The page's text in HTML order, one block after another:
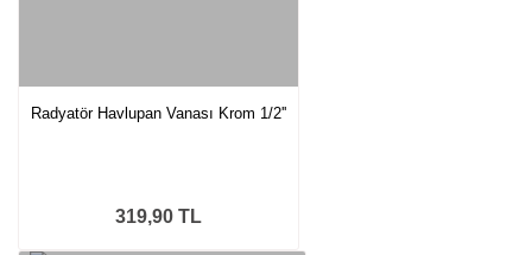
Radyatör Havlupan Vanası Krom 1/2''
319,90 TL